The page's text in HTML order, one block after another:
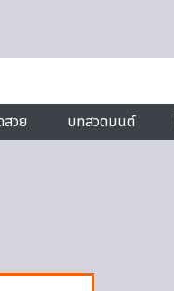
สวย บทสวดมนต์